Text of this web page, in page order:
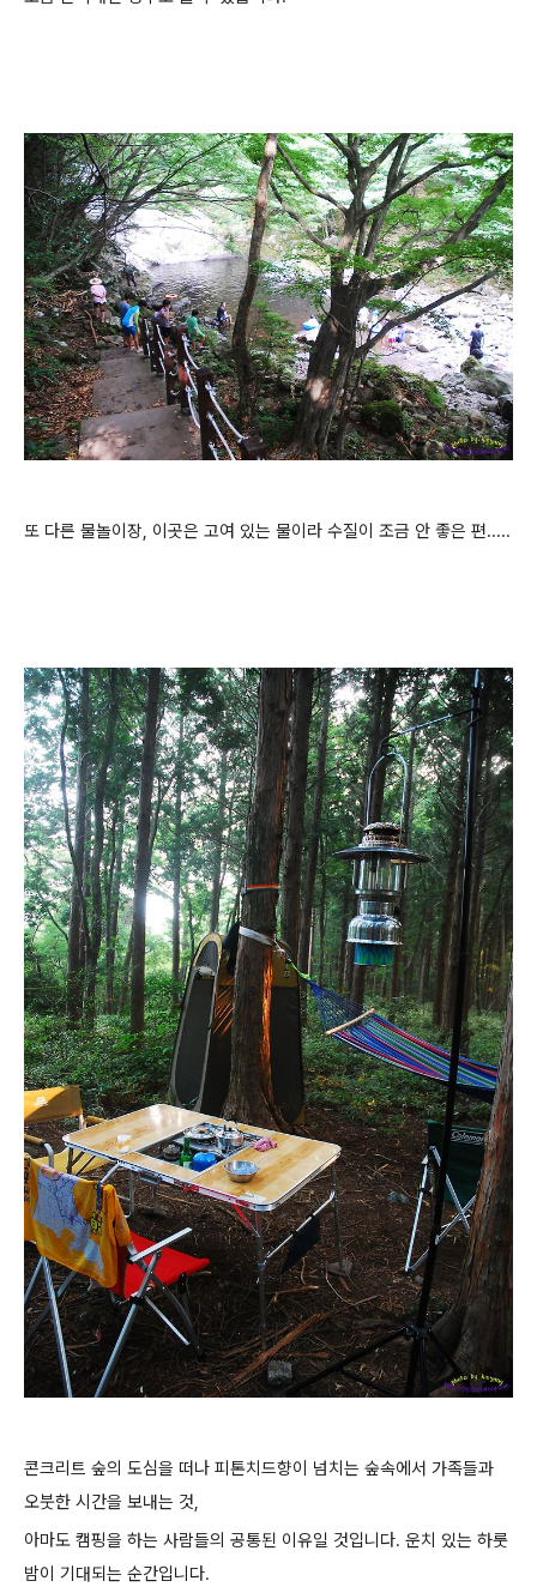
또 다른 물놀이장, 이곳은 고여 있는 물이라 수질이 조금 안 좋은 편.....
콘크리트 숲의 도심을 떠나 피톤치드향이 넘치는 숲속에서 가족들과
오붓한 시간을 보내는 것,
아마도 캠핑을 하는 사람들의 공통된 이유일 것입니다. 운치 있는 하룻
밤이 기대되는 순간입니다.